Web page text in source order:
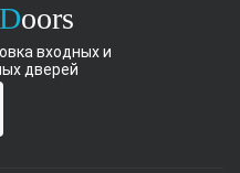
oors
входных и
дверей